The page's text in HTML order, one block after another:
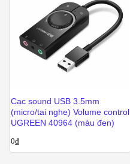
Cạc sound USB 3.5mm
(micro/tai nghe) Volume control
UGREEN 40964 (màu đen)
0₫